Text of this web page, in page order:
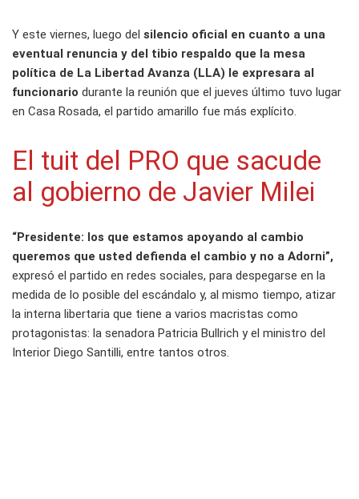
Y este viernes, luego del silencio oficial en cuanto a una
eventual renuncia y del tibio respaldo que la mesa
política de La Libertad Avanza (LLA) le expresara al
funcionario durante la reunión que el jueves último tuvo lugar
en Casa Rosada, el partido amarillo fue más explícito.
El tuit del PRO que sacude
al gobierno de Javier Milei
“Presidente: los que estamos apoyando al cambio
queremos que usted defienda el cambio y no a Adorni”,
expresó el partido en redes sociales, para despegarse en la
medida de lo posible del escándalo y, al mismo tiempo, atizar
la interna libertaria que tiene a varios macristas como
protagonistas: la senadora Patricia Bullrich y el ministro del
Interior Diego Santilli, entre tantos otros.